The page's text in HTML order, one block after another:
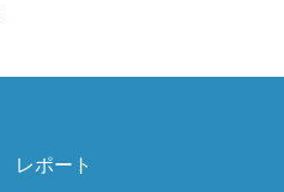
レポート